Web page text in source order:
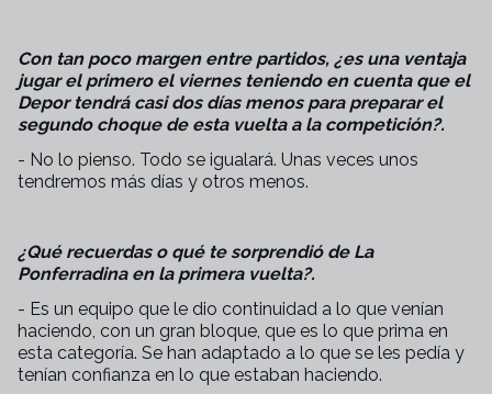
Con tan poco margen entre partidos, ¿es una ventaja
jugar el primero el viernes teniendo en cuenta que el
Depor tendrá casi dos días menos para preparar el
segundo choque de esta vuelta a la competición?.
- No lo pienso. Todo se igualará. Unas veces unos
tendremos más días y otros menos.
¿Qué recuerdas o qué te sorprendió de La
Ponferradina en la primera vuelta?.
- Es un equipo que le dio continuidad a lo que venían
haciendo, con un gran bloque, que es lo que prima en
esta categoría. Se han adaptado a lo que se les pedía y
tenían confianza en lo que estaban haciendo.